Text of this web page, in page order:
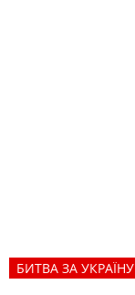
БИТВА ЗА УКРАЇНУ